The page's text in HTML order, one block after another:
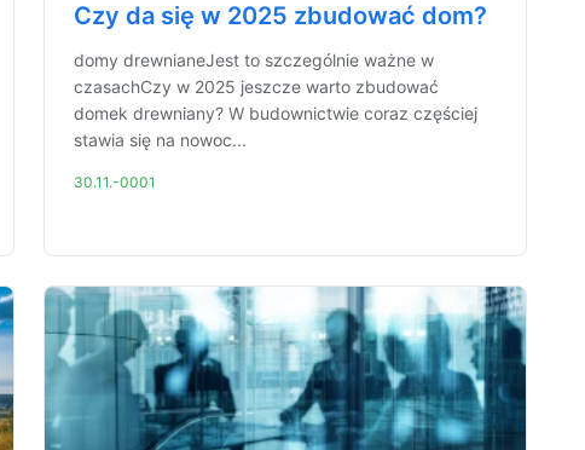
Czy da się w 2025 zbudować dom?
domy drewnianeJest to szczególnie ważne w
czasachCzy w 2025 jeszcze warto zbudować
domek drewniany? W budownictwie coraz częściej
stawia się na nowoc...
30.11.-0001